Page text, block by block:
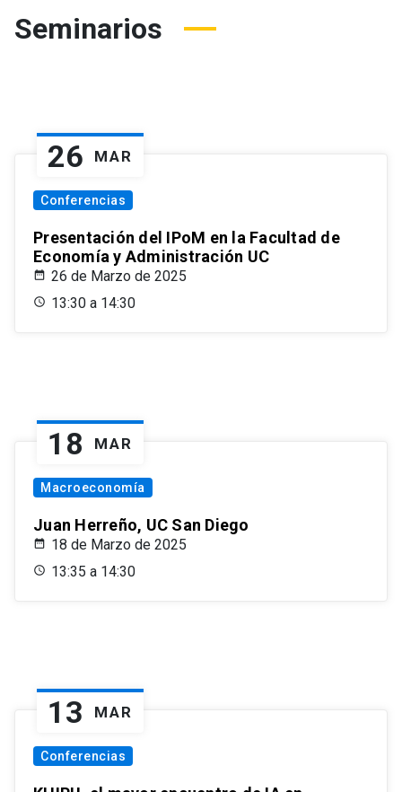
Seminarios
26 MAR
Conferencias
Presentación del IPoM en la Facultad de
Economía y Administración UC
26 de Marzo de 2025
13:30 a 14:30
18 MAR
Macroeconomía
Juan Herreño, UC San Diego
18 de Marzo de 2025
13:35 a 14:30
13 MAR
Conferencias